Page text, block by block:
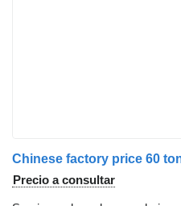
Precio a consultar